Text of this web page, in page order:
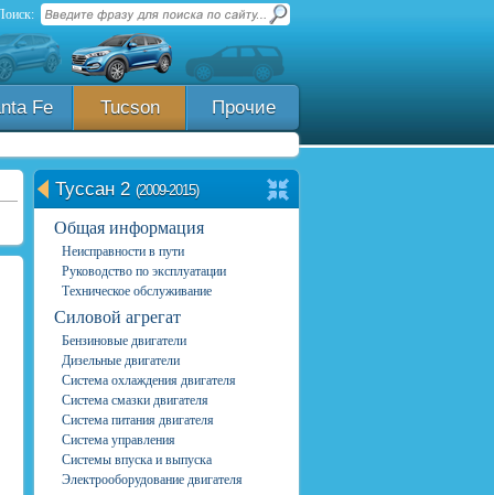
Fe Tucson Прочие
Туссан 2 (2009-2015)
Общая информация
Неисправности в пути
Руководство по эксплуатации
Техническое обслуживание
Силовой агрегат
Бензиновые двигатели
Дизельные двигатели
Система охлаждения двигателя
Система смазки двигателя
Система питания двигателя
Система управления
Системы впуска и выпуска
Электрооборудование двигателя